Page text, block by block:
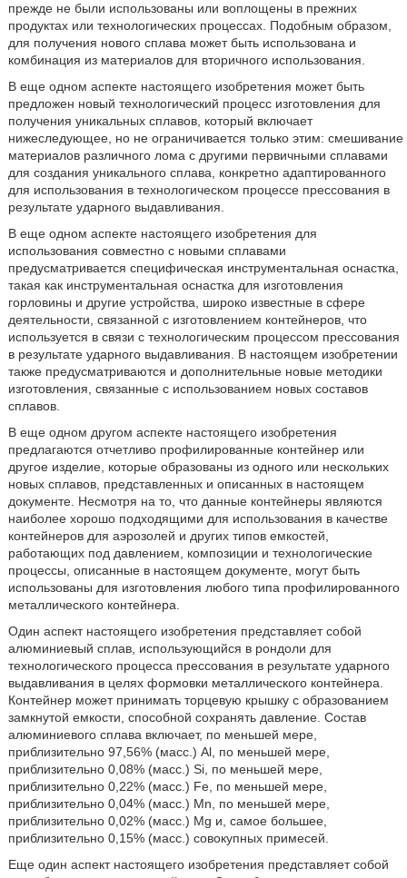
прежде не были использованы или воплощены в прежних
продуктах или технологических процессах. Подобным образом,
для получения нового сплава может быть использована и
комбинация из материалов для вторичного использования.
В еще одном аспекте настоящего изобретения может быть
предложен новый технологический процесс изготовления для
получения уникальных сплавов, который включает
нижеследующее, но не ограничивается только этим: смешивание
материалов различного лома с другими первичными сплавами
для создания уникального сплава, конкретно адаптированного
для использования в технологическом процессе прессования в
результате ударного выдавливания.
В еще одном аспекте настоящего изобретения для
использования совместно с новыми сплавами
предусматривается специфическая инструментальная оснастка,
такая как инструментальная оснастка для изготовления
горловины и другие устройства, широко известные в сфере
деятельности, связанной с изготовлением контейнеров, что
используется в связи с технологическим процессом прессования
в результате ударного выдавливания. В настоящем изобретении
также предусматриваются и дополнительные новые методики
изготовления, связанные с использованием новых составов
сплавов.
В еще одном другом аспекте настоящего изобретения
предлагаются отчетливо профилированные контейнер или
другое изделие, которые образованы из одного или нескольких
новых сплавов, представленных и описанных в настоящем
документе. Несмотря на то, что данные контейнеры являются
наиболее хорошо подходящими для использования в качестве
контейнеров для аэрозолей и других типов емкостей,
работающих под давлением, композиции и технологические
процессы, описанные в настоящем документе, могут быть
использованы для изготовления любого типа профилированного
металлического контейнера.
Один аспект настоящего изобретения представляет собой
алюминиевый сплав, использующийся в рондоли для
технологического процесса прессования в результате ударного
выдавливания в целях формовки металлического контейнера.
Контейнер может принимать торцевую крышку с образованием
замкнутой емкости, способной сохранять давление. Состав
алюминиевого сплава включает, по меньшей мере,
приблизительно 97,56% (масс.) Al, по меньшей мере,
приблизительно 0,08% (масс.) Si, по меньшей мере,
приблизительно 0,22% (масс.) Fe, по меньшей мере,
приблизительно 0,04% (масс.) Mn, по меньшей мере,
приблизительно 0,02% (масс.) Mg и, самое большее,
приблизительно 0,15% (масс.) совокупных примесей.
Еще один аспект настоящего изобретения представляет собой